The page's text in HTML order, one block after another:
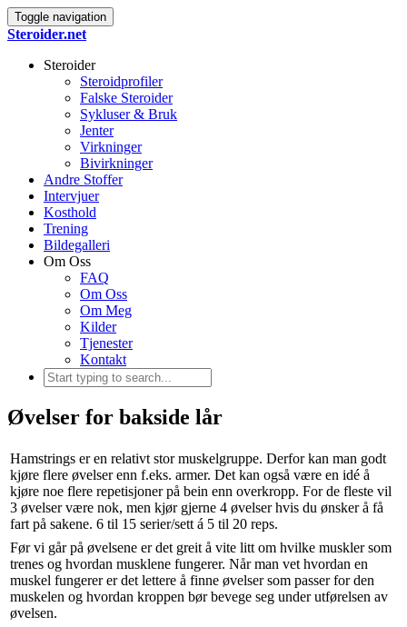
Toggle navigation
Steroider.net
Steroider
Steroidprofiler
Falske Steroider
Sykluser & Bruk
Jenter
Virkninger
Bivirkninger
Andre Stoffer
Intervjuer
Kosthold
Trening
Bildegalleri
Om Oss
FAQ
Om Oss
Om Meg
Kilder
Tjenester
Kontakt
Øvelser for bakside lår
Hamstrings er en relativt stor muskelgruppe. Derfor kan man godt
kjøre flere øvelser enn f.eks. armer. Det kan også være en idé å
kjøre noe flere repetisjoner på bein enn overkropp. For de fleste vil
3 øvelser være nok, men kjør gjerne 4 øvelser hvis du ønsker å få
fart på sakene. 6 til 15 serier/sett á 5 til 20 reps.
Før vi går på øvelsene er det greit å vite litt om hvilke muskler som
trenes og hvordan musklene fungerer. Når man vet hvordan en
muskel fungerer er det lettere å finne øvelser som passer for den
muskelen og hvordan kroppen bør bevege seg under utførelsen av
øvelsen.